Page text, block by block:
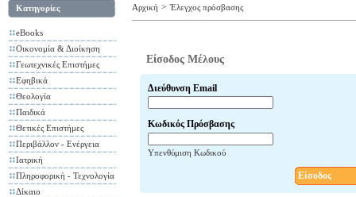
Κατηγορίες
eBooks
Οικονομία & Διοίκηση
Γεωτεχνικές Επιστήμες
Εφηβικά
Θεολογία
Παιδικά
Θετικές Επιστήμες
Περιβάλλον - Ενέργεια
Ιατρική
Πληροφορική - Τεχνολογία
Δίκαιο
Αρχική > Έλεγχος πρόσβασης
Είσοδος Μέλους
Διεύθυνση Email
Κωδικός Πρόσβασης
Υπενθύμιση Κωδικού
Είσοδος